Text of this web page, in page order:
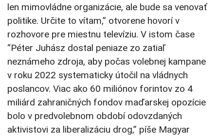
len mimovládne organizácie, ale bude sa venovať
politike. Určite to vítam,” otvorene hovorí v
rozhovore pre miestnu televíziu. V istom čase
“Péter Juhász dostal peniaze zo zatiaľ
neznámeho zdroja, aby počas volebnej kampane
v roku 2022 systematicky útočil na vládnych
poslancov. Viac ako 60 miliónov forintov zo 4
miliárd zahraničných fondov maďarskej opozície
bolo v predvolebnom období odovzdaných
aktivistovi za liberalizáciu drog,” píše Magyar